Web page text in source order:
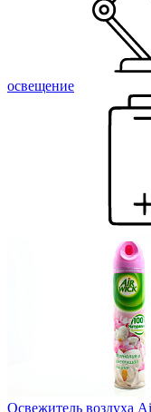
освещение
Освежитель воздуха